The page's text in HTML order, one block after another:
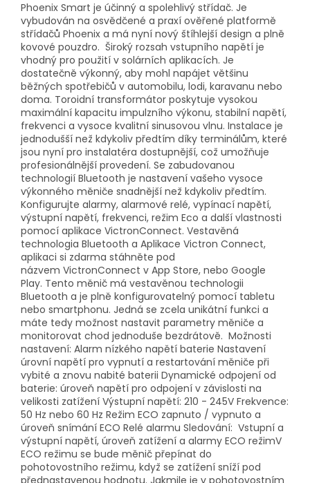
Phoenix Smart je účinný a spolehlivý střídač. Je
vybudován na osvědčené a praxí ověřené platformě
střídačů Phoenix a má nyní nový štíhlejší design a plně
kovové pouzdro. Široký rozsah vstupního napětí je
vhodný pro použití v solárních aplikacích. Je
dostatečně výkonný, aby mohl napájet většinu
běžných spotřebičů v automobilu, lodi, karavanu nebo
doma. Toroidní transformátor poskytuje vysokou
maximální kapacitu impulzního výkonu, stabilní napětí,
frekvenci a vysoce kvalitní sinusovou vlnu. Instalace je
jednodušší než kdykoliv předtím díky terminálům, které
jsou nyní pro instalatéra dostupnější, což umožňuje
profesionálnější provedení. Se zabudovanou
technologií Bluetooth je nastavení vašeho vysoce
výkonného měniče snadnější než kdykoliv předtím.
Konfigurujte alarmy, alarmové relé, vypínací napětí,
výstupní napětí, frekvenci, režim Eco a další vlastnosti
pomocí aplikace VictronConnect. Vestavěná
technologia Bluetooth a Aplikace Victron Connect,
aplikaci si zdarma stáhněte pod
názvem VictronConnect v App Store, nebo Google
Play. Tento měnič má vestavěnou technologii
Bluetooth a je plně konfigurovatelný pomocí tabletu
nebo smartphonu. Jedná se zcela unikátní funkci a
máte tedy možnost nastavit parametry měniče a
monitorovat chod jednoduše bezdrátově. Možnosti
nastavení: Alarm nízkého napětí baterie Nastavení
úrovní napětí pro vypnutí a restartování měniče při
vybité a znovu nabité baterii Dynamické odpojení od
baterie: úroveň napětí pro odpojení v závislosti na
velikosti zatížení Výstupní napětí: 210 - 245V Frekvence:
50 Hz nebo 60 Hz Režim ECO zapnuto / vypnuto a
úroveň snímání ECO Relé alarmu Sledování: Vstupní a
výstupní napětí, úroveň zatížení a alarmy ECO režimV
ECO režimu se bude měnič přepínat do
pohotovostního režimu, když se zatížení sníží pod